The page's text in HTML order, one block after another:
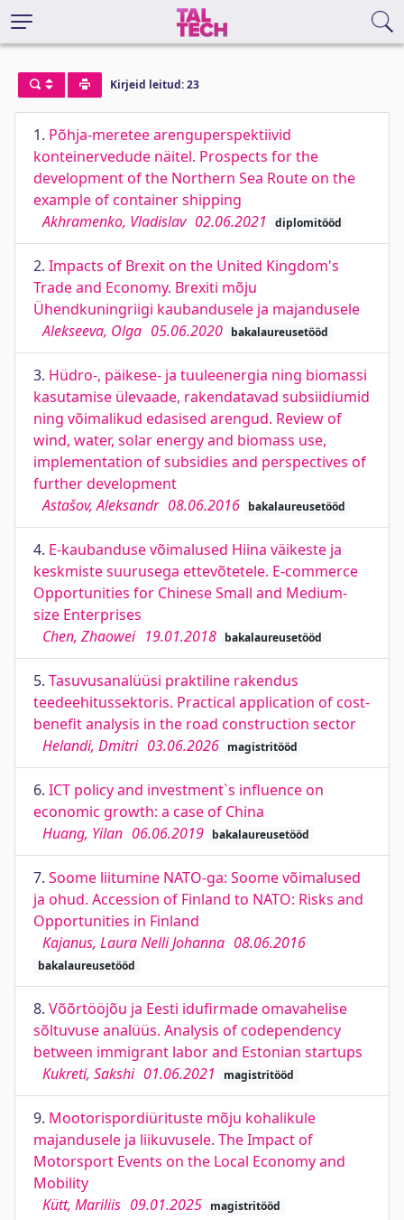
Kirjeid leitud: 23
1. Põhja-meretee arenguperspektiivid
konteinervedude näitel. Prospects for the
development of the Northern Sea Route on the
example of container shipping
Akhramenko, Vladislav 02.06.2021 diplomitööd
2. Impacts of Brexit on the United Kingdom's
Trade and Economy. Brexiti mõju
Ühendkuningriigi kaubandusele ja majandusele
Alekseeva, Olga 05.06.2020 bakalaureusetööd
3. Hüdro-, päikese- ja tuuleenergia ning biomassi
kasutamise ülevaade, rakendatavad subsiidiumid
ning võimalikud edasised arengud. Review of
wind, water, solar energy and biomass use,
implementation of subsidies and perspectives of
further development
Astašov, Aleksandr 08.06.2016 bakalaureusetööd
4. E-kaubanduse võimalused Hiina väikeste ja
keskmiste suurusega ettevõtetele. E-commerce
Opportunities for Chinese Small and Medium-
size Enterprises
Chen, Zhaowei 19.01.2018 bakalaureusetööd
5. Tasuvusanalüüsi praktiline rakendus
teedeehitussektoris. Practical application of cost-
benefit analysis in the road construction sector
Helandi, Dmitri 03.06.2026 magistritööd
6. ICT policy and investment`s influence on
economic growth: a case of China
Huang, Yilan 06.06.2019 bakalaureusetööd
7. Soome liitumine NATO-ga: Soome võimalused
ja ohud. Accession of Finland to NATO: Risks and
Opportunities in Finland
Kajanus, Laura Nelli Johanna 08.06.2016
bakalaureusetööd
8. Võõrtööjõu ja Eesti idufirmade omavahelise
sõltuvuse analüüs. Analysis of codependency
between immigrant labor and Estonian startups
Kukreti, Sakshi 01.06.2021 magistritööd
9. Mootorispordiürituste mõju kohalikule
majandusele ja liikuvusele. The Impact of
Motorsport Events on the Local Economy and
Mobility
Kütt, Mariliis 09.01.2025 magistritööd